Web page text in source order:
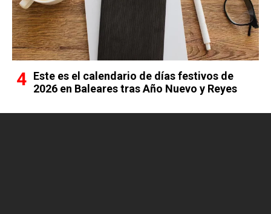
Este es el calendario de días festivos de
2026 en Baleares tras Año Nuevo y Reyes